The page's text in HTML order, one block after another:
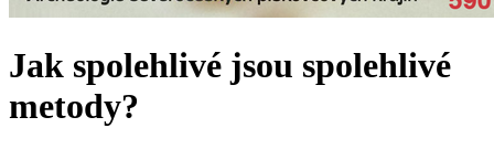
Jak spolehlivé jsou spolehlivé
metody?